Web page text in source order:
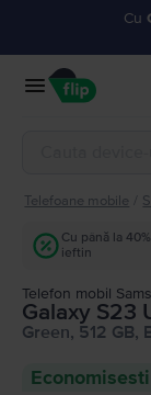
Cu
Telefoane mobile
Cu până la
ieftin
Telefon mobil
Galaxy S23
Green, 512 GB,